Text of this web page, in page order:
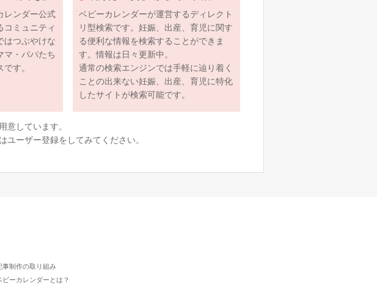
レンダー公式
コミュニティ
はつぶやけな
マ・パパたち
す。
ベビーカレンダーが運営するディレクト
リ型検索です。妊娠、出産、育児に関す
る便利な情報を検索することができま
す。情報は日々更新中。
通常の検索エンジンでは手軽に辿り着く
ことの出来ない妊娠、出産、育児に特化
したサイトが検索可能です。
意しています。
ユーザー登録をしてみてください。
事制作の取り組み
ビーカレンダーとは？